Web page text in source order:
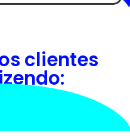
clientes